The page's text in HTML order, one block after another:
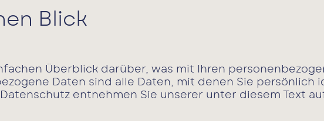
Blick
Überblick darüber, was mit Ihren
Daten sind alle Daten, mit denen Sie
entnehmen Sie unserer unter diesem Text
Kontakt